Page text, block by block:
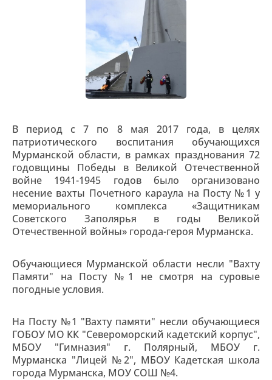
В период с 7 по 8 мая 2017 года, в целях
патриотического воспитания обучающихся
Мурманской области, в рамках празднования 72
годовщины Победы в Великой Отечественной
войне 1941-1945 годов было организовано
несение вахты Почетного караула на Посту №1 у
мемориального комплекса «Защитникам
Советского Заполярья в годы Великой
Отечественной войны» города-героя Мурманска.
Обучающиеся Мурманской области несли "Вахту
Памяти" на Посту №1 не смотря на суровые
погодные условия.
На Посту №1 "Вахту памяти" несли обучающиеся
ГОБОУ МО КК "Североморский кадетский корпус",
МБОУ "Гимназия" г. Полярный, МБОУ г.
Мурманска "Лицей №2", МБОУ Кадетская школа
города Мурманска, МОУ СОШ №4.